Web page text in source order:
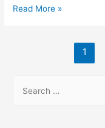
Laporan
Read More »
1